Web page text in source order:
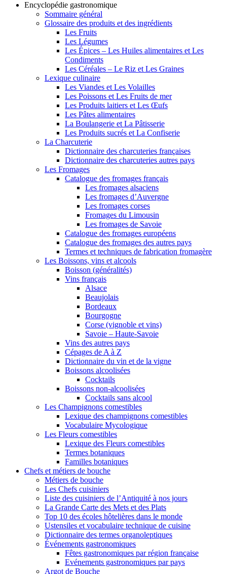
Encyclopédie gastronomique
Sommaire général
Glossaire des produits et des ingrédients
Les Fruits
Les Légumes
Les Épices – Les Huiles alimentaires et Les
Condiments
Les Céréales – Le Riz et Les Graines
Lexique culinaire
Les Viandes et Les Volailles
Les Poissons et Les Fruits de mer
Les Produits laitiers et Les Œufs
Les Pâtes alimentaires
La Boulangerie et La Pâtisserie
Les Produits sucrés et La Confiserie
La Charcuterie
Dictionnaire des charcuteries françaises
Dictionnaire des charcuteries autres pays
Les Fromages
Catalogue des fromages français
Les fromages alsaciens
Les fromages d’Auvergne
Les fromages corses
Fromages du Limousin
Les fromages de Savoie
Catalogue des fromages européens
Catalogue des fromages des autres pays
Termes et techniques de fabrication fromagère
Les Boissons, vins et alcools
Boisson (généralités)
Vins français
Alsace
Beaujolais
Bordeaux
Bourgogne
Corse (vignoble et vins)
Savoie – Haute-Savoie
Vins des autres pays
Cépages de A à Z
Dictionnaire du vin et de la vigne
Boissons alcoolisées
Cocktails
Boissons non-alcoolisées
Cocktails sans alcool
Les Champignons comestibles
Lexique des champignons comestibles
Vocabulaire Mycologique
Les Fleurs comestibles
Lexique des Fleurs comestibles
Termes botaniques
Familles botaniques
Chefs et métiers de bouche
Métiers de bouche
Les Chefs cuisiniers
Liste des cuisiniers de l’Antiquité à nos jours
La Grande Carte des Mets et des Plats
Top 10 des écoles hôtelières dans le monde
Ustensiles et vocabulaire technique de cuisine
Dictionnaire des termes organoleptiques
Événements gastronomiques
Fêtes gastronomiques par région française
Evénements gastronomiques par pays
Argot de Bouche